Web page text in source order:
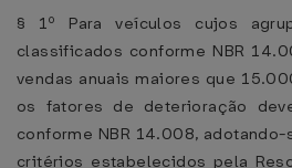
§ 1º Para veículos cujos
classificados conforme NBR
vendas anuais maiores que
os fatores de deterioração
conforme NBR 14.008,
critérios estabelecidos pela